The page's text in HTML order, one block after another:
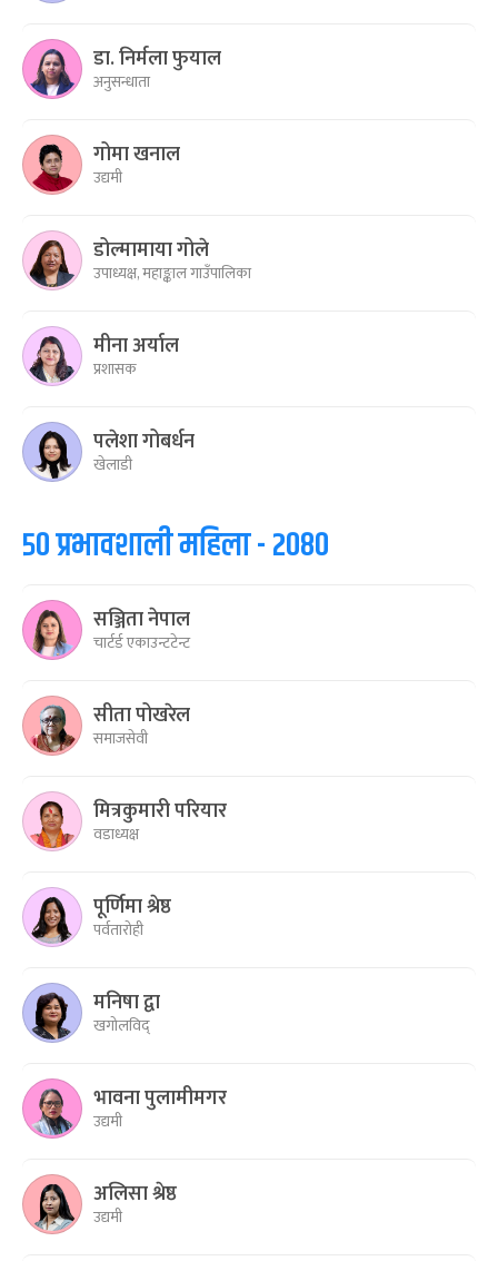
डा. निर्मला फुयाल
अनुसन्धाता
गोमा खनाल
उद्यमी
डोल्मामाया गोले
उपाध्यक्ष, महाङ्काल गाउँपालिका
मीना अर्याल
प्रशासक
पलेशा गोबर्धन
खेलाडी
५० प्रभावशाली महिला - २०८०
सञ्जिता नेपाल
चार्टर्ड एकाउन्टटेन्ट
सीता पोखरेल
समाजसेवी
मित्रकुमारी परियार
वडाध्यक्ष
पूर्णिमा श्रेष्ठ
पर्वतारोही
मनिषा द्वा
खगोलविद्
भावना पुलामीमगर
उद्यमी
अलिसा श्रेष्ठ
उद्यमी